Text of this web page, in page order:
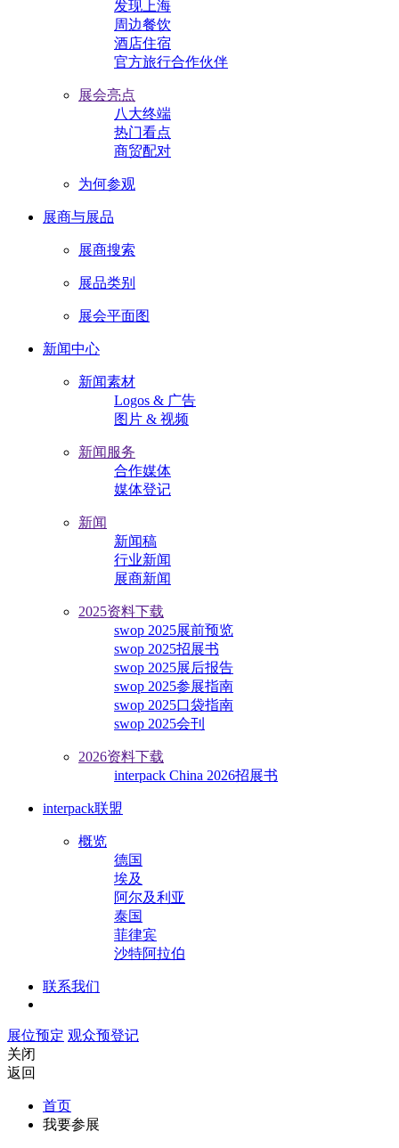
发现上海
周边餐饮
酒店住宿
官方旅行合作伙伴
展会亮点
八大终端
热门看点
商贸配对
为何参观
展商与展品
展商搜索
展品类别
展会平面图
新闻中心
新闻素材
Logos & 广告
图片 & 视频
新闻服务
合作媒体
媒体登记
新闻
新闻稿
行业新闻
展商新闻
2025资料下载
swop 2025展前预览
swop 2025招展书
swop 2025展后报告
swop 2025参展指南
swop 2025口袋指南
swop 2025会刊
2026资料下载
interpack China 2026招展书
interpack联盟
概览
德国
埃及
阿尔及利亚
泰国
菲律宾
沙特阿拉伯
联系我们
展位预定 观众预登记
关闭
返回
首页
我要参展